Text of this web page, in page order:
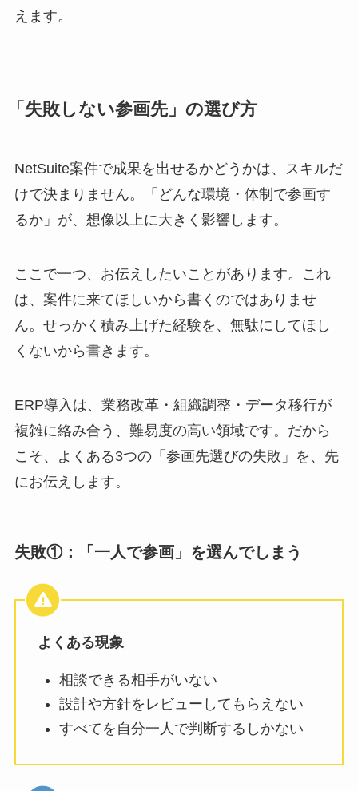
えます。
「失敗しない参画先」の選び方
NetSuite案件で成果を出せるかどうかは、スキルだ
けで決まりません。「どんな環境・体制で参画す
るか」が、想像以上に大きく影響します。
ここで一つ、お伝えしたいことがあります。これ
は、案件に来てほしいから書くのではありませ
ん。せっかく積み上げた経験を、無駄にしてほし
くないから書きます。
ERP導入は、業務改革・組織調整・データ移行が
複雑に絡み合う、難易度の高い領域です。だから
こそ、よくある3つの「参画先選びの失敗」を、先
にお伝えします。
失敗①：「一人で参画」を選んでしまう
よくある現象
相談できる相手がいない
設計や方針をレビューしてもらえない
すべてを自分一人で判断するしかない